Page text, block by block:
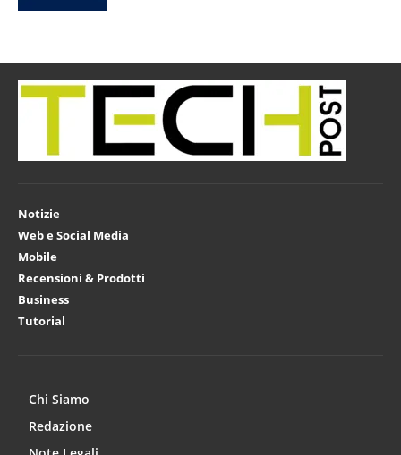
Notizie
Web e Social Media
Mobile
Recensioni & Prodotti
Business
Tutorial
Chi Siamo
Redazione